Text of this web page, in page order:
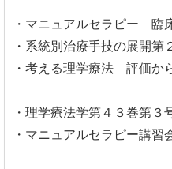
・マニュアルセラピー 臨
・系統別治療手技の展開第
・考える理学療法 評価か
・理学療法学第４３巻第３
・マニュアルセラピー講習